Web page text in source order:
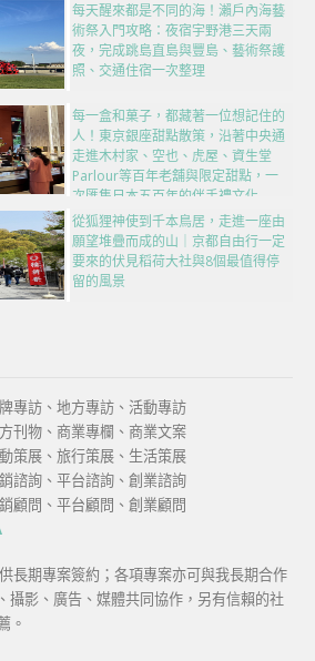
每天醒來都是不同的海！瀨戶內海藝
術祭入門攻略：夜宿宇野港三天兩
夜，完成跳島直島與豐島、藝術祭護
照、交通住宿一次整理
每一盒和菓子，都藏著一位想記住的
人！東京銀座甜點散策，沿著中央通
走進木村家、空也、虎屋、資生堂
Parlour等百年老舖與限定甜點，一
次匯集日本五百年的伴手禮文化
從狐狸神使到千本鳥居，走進一座由
願望堆疊而成的山｜京都自由行一定
要來的伏見稻荷大社與8個最值得停
留的風景
專訪、地方專訪、活動專訪
刊物、商業專欄、商業文案
策展、旅行策展、生活策展
諮詢、平台諮詢、創業諮詢
顧問、平台顧問、創業顧問
長期專案簽約；各項專案亦可與我長期合作
攝影、廣告、媒體共同協作，另有信賴的社
。